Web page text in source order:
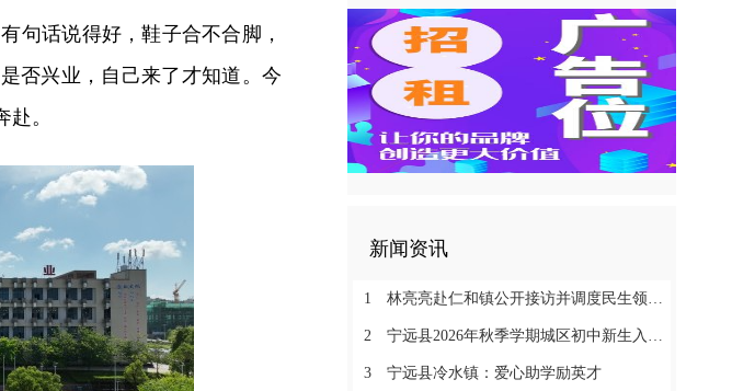
有句话说得好，鞋子合不合脚，
否兴业，自己来了才知道。今
。
新闻资讯
1 林亮亮赴仁和镇公开接访并调度民生领域信访工作
2 宁远县2026年秋季学期城区初中新生入学微机派位工作顺利收官
3 宁远县冷水镇：爱心助学励英才